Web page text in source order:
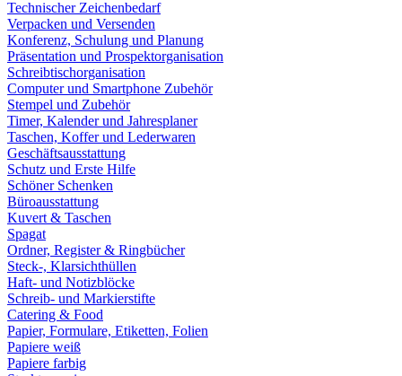
Technischer Zeichenbedarf
Verpacken und Versenden
Konferenz, Schulung und Planung
Präsentation und Prospektorganisation
Schreibtischorganisation
Computer und Smartphone Zubehör
Stempel und Zubehör
Timer, Kalender und Jahresplaner
Taschen, Koffer und Lederwaren
Geschäftsausstattung
Schutz und Erste Hilfe
Schöner Schenken
Büroausstattung
Kuvert & Taschen
Spagat
Ordner, Register & Ringbücher
Steck-, Klarsichthüllen
Haft- und Notizblöcke
Schreib- und Markierstifte
Catering & Food
Papier, Formulare, Etiketten, Folien
Papiere weiß
Papiere farbig